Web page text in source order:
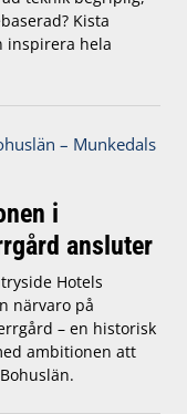
Kista
inspirera hela
i
ansluter
Hotels
närvaro på
– en historisk
ambitionen att